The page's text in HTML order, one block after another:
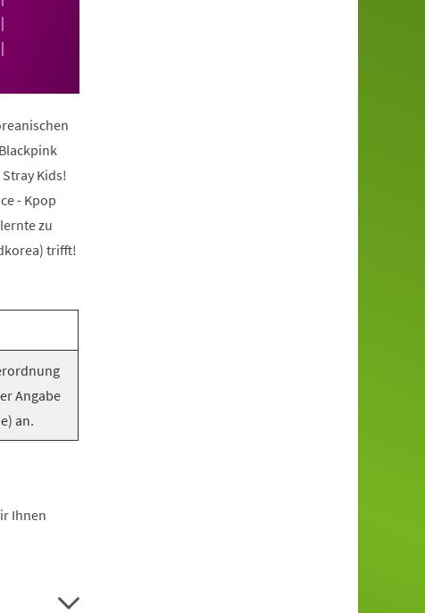
Kids!
- Kpop
zu
trifft!
Angabe
an.
Ihnen